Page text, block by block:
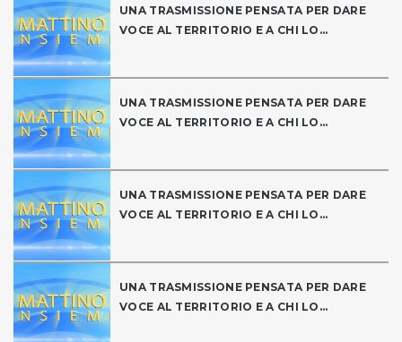
UNA TRASMISSIONE PENSATA PER DARE
VOCE AL TERRITORIO E A CHI LO...
UNA TRASMISSIONE PENSATA PER DARE
VOCE AL TERRITORIO E A CHI LO...
UNA TRASMISSIONE PENSATA PER DARE
VOCE AL TERRITORIO E A CHI LO...
UNA TRASMISSIONE PENSATA PER DARE
VOCE AL TERRITORIO E A CHI LO...